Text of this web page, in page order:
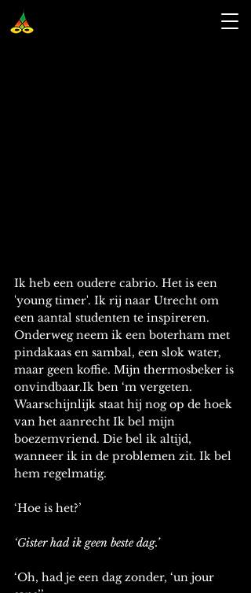
Ik heb een oudere cabrio. Het is een
'young timer'. Ik rij naar Utrecht om
een aantal studenten te inspireren.
Onderweg neem ik een boterham met
pindakaas en sambal, een slok water,
maar geen koffie. Mijn thermosbeker is
onvindbaar.Ik ben ‘m vergeten.
Waarschijnlijk staat hij nog op de hoek
van het aanrecht Ik bel mijn
boezemvriend. Die bel ik altijd,
wanneer ik in de problemen zit. Ik bel
hem regelmatig.
‘Hoe is het?’
‘Gister had ik geen beste dag.’
‘Oh, had je een dag zonder, ‘un jour